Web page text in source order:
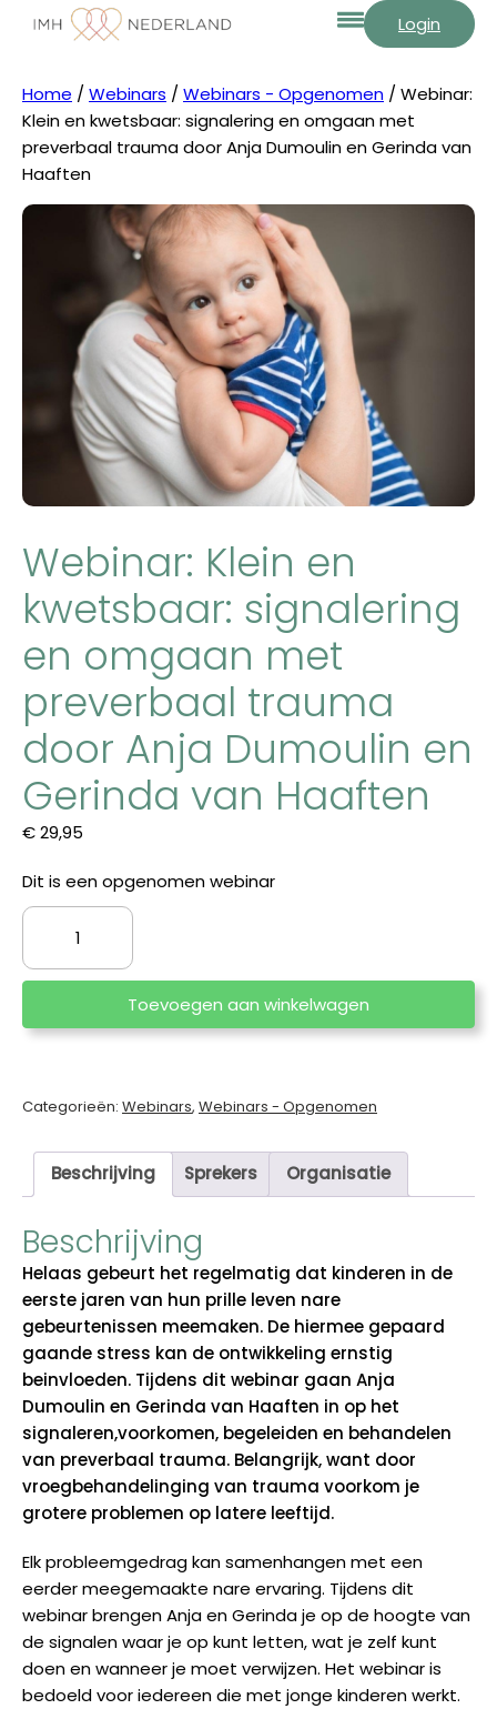
Login
Home / Webinars / Webinars - Opgenomen / Webinar:
Klein en kwetsbaar: signalering en omgaan met
preverbaal trauma door Anja Dumoulin en Gerinda van
Haaften
Webinar: Klein en
kwetsbaar: signalering
en omgaan met
preverbaal trauma
door Anja Dumoulin en
Gerinda van Haaften
€29,95
Dit is een opgenomen webinar
Webinar:
en
signalering
met
trauma
door
Dumoulin
en
Gerinda
van
Haaften
aantal
Toevoegen aan winkelwagen
Categorieën: Webinars, Webinars - Opgenomen
Beschrijving Sprekers Organisatie
Beschrijving
Helaas gebeurt het regelmatig dat kinderen in de
eerste jaren van hun prille leven nare
gebeurtenissen meemaken. De hiermee gepaard
gaande stress kan de ontwikkeling ernstig
beinvloeden. Tijdens dit webinar gaan Anja
Dumoulin en Gerinda van Haaften in op het
signaleren,voorkomen, begeleiden en behandelen
van preverbaal trauma. Belangrijk, want door
vroegbehandelinging van trauma voorkom je
grotere problemen op latere leeftijd.
Elk probleemgedrag kan samenhangen met een
eerder meegemaakte nare ervaring. Tijdens dit
webinar brengen Anja en Gerinda je op de hoogte van
de signalen waar je op kunt letten, wat je zelf kunt
doen en wanneer je moet verwijzen. Het webinar is
bedoeld voor iedereen die met jonge kinderen werkt.